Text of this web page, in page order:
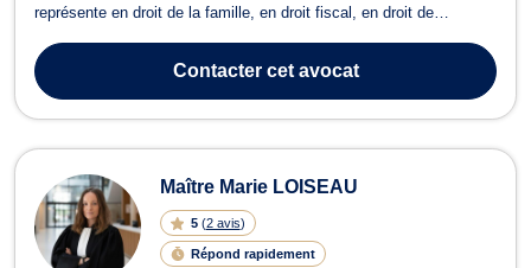
représente en droit de la famille, en droit fiscal, en droit de
commercial et fonds de commerce), des sociétés (SCI, SARL et
SAS notamment) et en droit...
Contactercet avocat
Maître Marie LOISEAU
5 (2 avis)
Répond rapidement